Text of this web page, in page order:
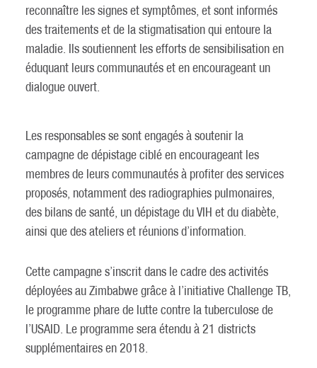
reconnaître les signes et symptômes, et sont informés
des traitements et de la stigmatisation qui entoure la
maladie. Ils soutiennent les efforts de sensibilisation en
éduquant leurs communautés et en encourageant un
dialogue ouvert.
Les responsables se sont engagés à soutenir la
campagne de dépistage ciblé en encourageant les
membres de leurs communautés à profiter des services
proposés, notamment des radiographies pulmonaires,
des bilans de santé, un dépistage du VIH et du diabète,
ainsi que des ateliers et réunions d’information.
Cette campagne s’inscrit dans le cadre des activités
déployées au Zimbabwe grâce à l’initiative Challenge TB,
le programme phare de lutte contre la tuberculose de
l’USAID. Le programme sera étendu à 21 districts
supplémentaires en 2018.